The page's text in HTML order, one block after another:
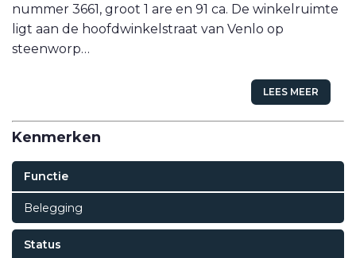
nummer 3661, groot 1 are en 91 ca. De winkelruimte
ligt aan de hoofdwinkelstraat van Venlo op
steenworp…
LEES MEER
Kenmerken
Functie
Belegging
Status